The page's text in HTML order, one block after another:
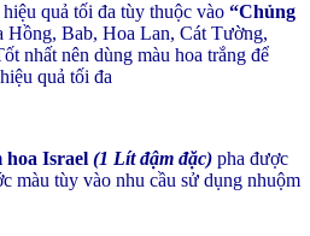
hiệu quả tối đa tùy thuộc vào “Chủng
Hồng, Bab, Hoa Lan, Cát Tường,
nhất nên dùng màu hoa trắng để
quả tối đa
Israel (1 Lít đậm đặc) pha được
màu tùy vào nhu cầu sử dụng nhuộm